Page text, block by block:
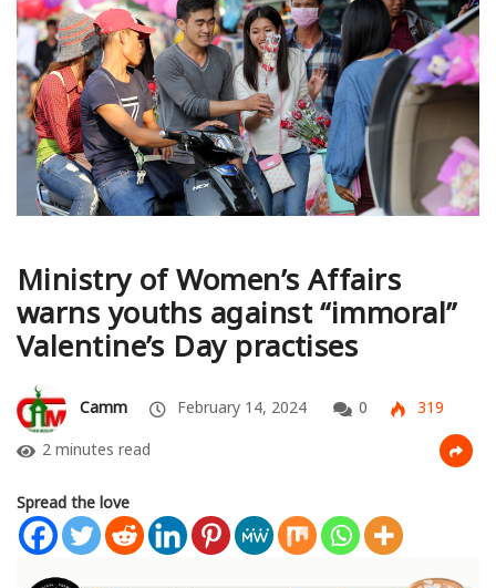
Ministry of Women’s Affairs
warns youths against “immoral”
Valentine’s Day practises
Camm February 14, 2024 0
319
2 minutes read
Spread the love